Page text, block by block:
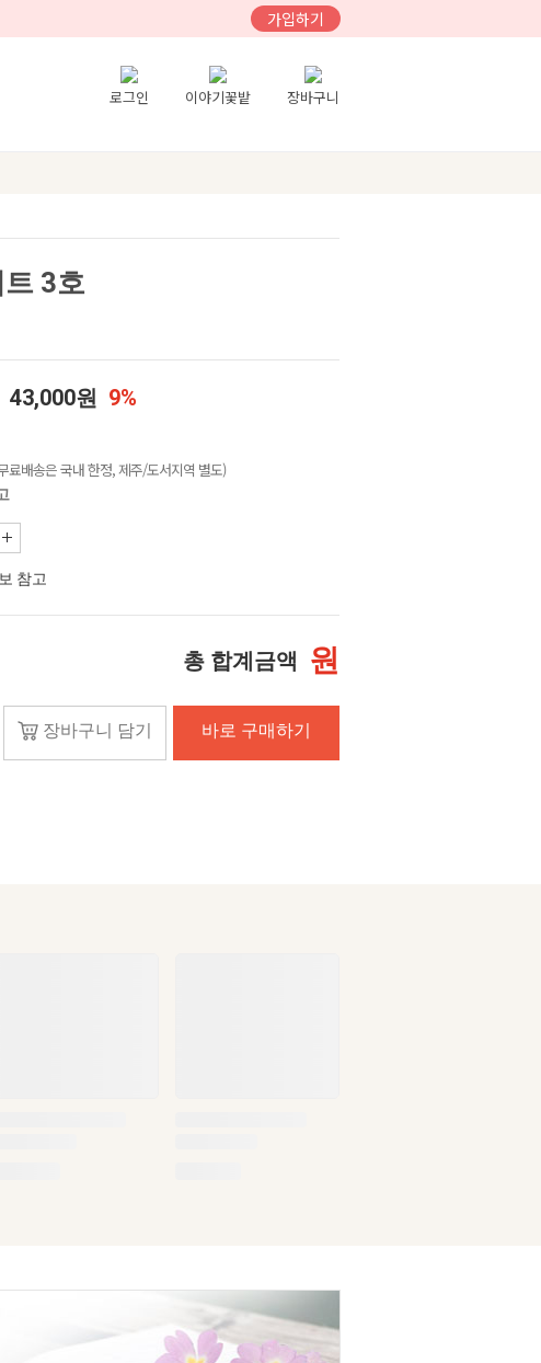
가입하기
로그인 이야기꽃밭 장바구니
3호
43,000원 9%
료배송은 국내 한정, 제주/도서지역 별도)
참고
총 합계금액 원
장바구니 담기 바로 구매하기